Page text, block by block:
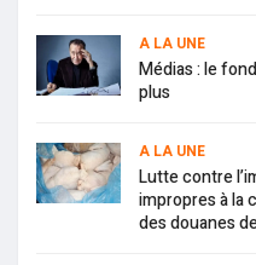
A LA UNE
Médias : le
plus
A LA UNE
Lutte contre
impropres à la
des douanes